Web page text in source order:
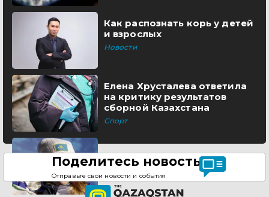
Как распознать корь у детей
и взрослых
Новости
Елена Хрусталева ответила
на критику результатов
сборной Казахстана
Спорт
Поделитесь новостью
Отправьте свои новости и события